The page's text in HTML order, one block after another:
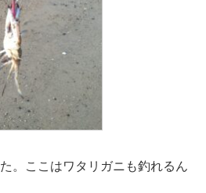
。ここはワタリガニも釣れるん